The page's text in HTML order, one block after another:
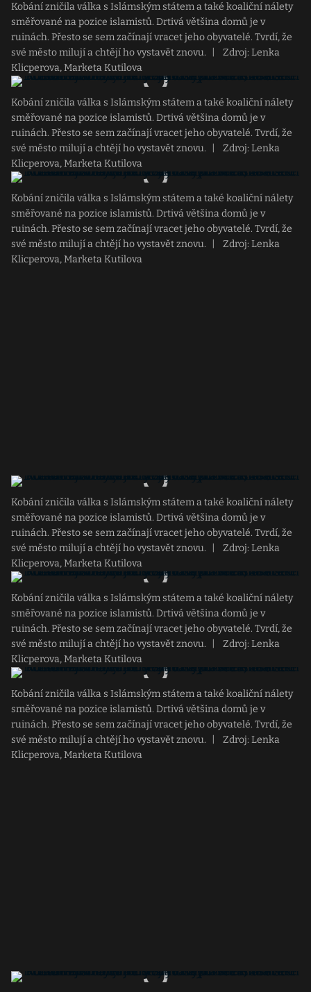
Kobání zničila válka s Islámským státem a také koaliční nálety
směřované na pozice islamistů. Drtivá většina domů je v
ruinách. Přesto se sem začínají vracet jeho obyvatelé. Tvrdí, že
své město milují a chtějí ho vystavět znovu.
Zdroj: Lenka
Klicperova, Marketa Kutilova
Kobání zničila válka s Islámským státem a také koaliční nálety
směřované na pozice islamistů. Drtivá většina domů je v
ruinách. Přesto se sem začínají vracet jeho obyvatelé. Tvrdí, že
své město milují a chtějí ho vystavět znovu.
Zdroj: Lenka
Klicperova, Marketa Kutilova
Kobání zničila válka s Islámským státem a také koaliční nálety
směřované na pozice islamistů. Drtivá většina domů je v
ruinách. Přesto se sem začínají vracet jeho obyvatelé. Tvrdí, že
své město milují a chtějí ho vystavět znovu.
Zdroj: Lenka
Klicperova, Marketa Kutilova
Kobání zničila válka s Islámským státem a také koaliční nálety
směřované na pozice islamistů. Drtivá většina domů je v
ruinách. Přesto se sem začínají vracet jeho obyvatelé. Tvrdí, že
své město milují a chtějí ho vystavět znovu.
Zdroj: Lenka
Klicperova, Marketa Kutilova
Kobání zničila válka s Islámským státem a také koaliční nálety
směřované na pozice islamistů. Drtivá většina domů je v
ruinách. Přesto se sem začínají vracet jeho obyvatelé. Tvrdí, že
své město milují a chtějí ho vystavět znovu.
Zdroj: Lenka
Klicperova, Marketa Kutilova
Kobání zničila válka s Islámským státem a také koaliční nálety
směřované na pozice islamistů. Drtivá většina domů je v
ruinách. Přesto se sem začínají vracet jeho obyvatelé. Tvrdí, že
své město milují a chtějí ho vystavět znovu.
Zdroj: Lenka
Klicperova, Marketa Kutilova